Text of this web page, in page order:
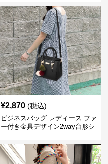
¥2,870 (税込)
ビジネスバッグ レディース ファ
ー付き金具デザイン2way台形シ